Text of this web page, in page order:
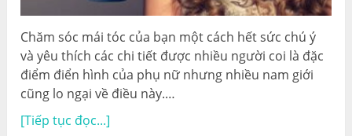
Chăm sóc mái tóc của bạn một cách hết sức chú ý
và yêu thích các chi tiết được nhiều người coi là đặc
điểm điển hình của phụ nữ nhưng nhiều nam giới
cũng lo ngại về điều này.…
[Tiếp tục đọc...]